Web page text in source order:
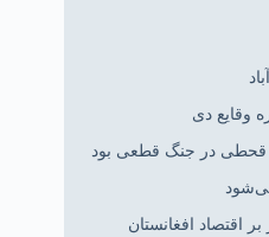
وقایع دی
در جنگ قطعی بود
اقتصاد افغانستان